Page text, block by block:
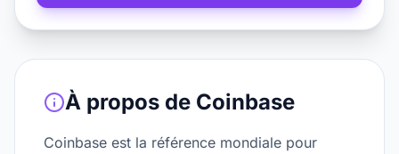
À propos de Coinbase
Coinbase est la référence mondiale pour